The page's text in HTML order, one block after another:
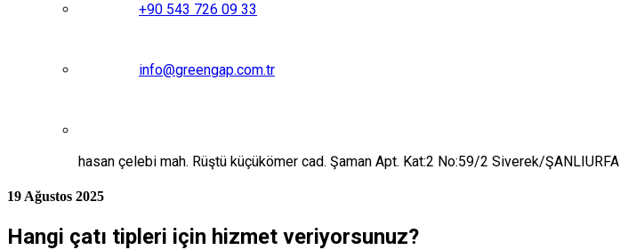
+90 543 726 09 33
info@greengap.com.tr
hasan çelebi mah. Rüştü küçükömer cad. Şaman Apt. Kat:2 No:59/2 Siverek/ŞANLIURFA
19 Ağustos 2025
Hangi çatı tipleri için hizmet veriyorsunuz?